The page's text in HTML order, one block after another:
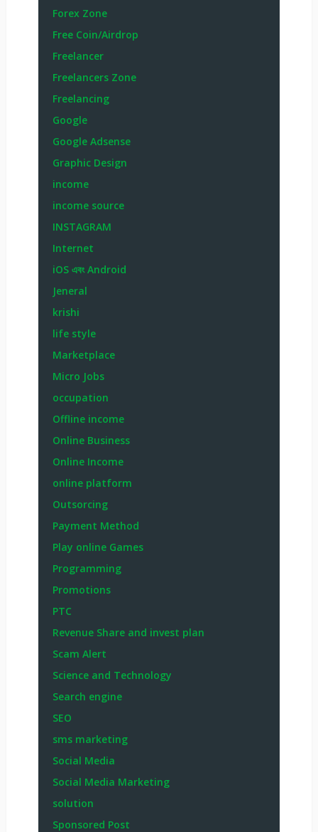
Forex Zone
Free Coin/Airdrop
Freelancer
Freelancers Zone
Freelancing
Google
Google Adsense
Graphic Design
income
income source
INSTAGRAM
Internet
iOS এবং Android
Jeneral
krishi
life style
Marketplace
Micro Jobs
occupation
Offline income
Online Business
Online Income
online platform
Outsorcing
Payment Method
Play online Games
Programming
Promotions
PTC
Revenue Share and invest plan
Scam Alert
Science and Technology
Search engine
SEO
sms marketing
Social Media
Social Media Marketing
solution
Sponsored Post